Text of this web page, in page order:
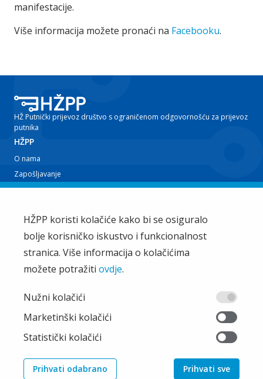
manifestacije.
Više informacija možete pronaći na Facebooku.
HŽ Putnički prijevoz društvo s ograničenom odgovornošću za prijevoz
putnika
HŽPP
O nama
Zapošljavanje
Planovi i izvještaji
Iz tvrtke
EU projekti
Train'n'Green
Vijesti
Ostalo
Oglašavanje
Pristup informacijama
Pravila privatnosti
HŽPP koristi kolačiće kako bi se osiguralo
bolje korisničko iskustvo i funkcionalnost
stranica. Više informacija o kolačićima
možete potražiti ovdje.
Nužni kolačići
Marketinški kolačići
Statistički kolačići
Prihvati odabrano Prihvati sve